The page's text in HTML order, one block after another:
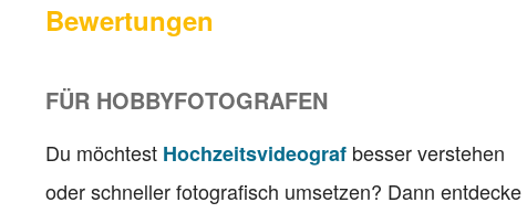
Bewertungen
FÜR HOBBYFOTOGRAFEN
Du möchtest Hochzeitsvideograf besser verstehen
oder schneller fotografisch umsetzen? Dann entdecke